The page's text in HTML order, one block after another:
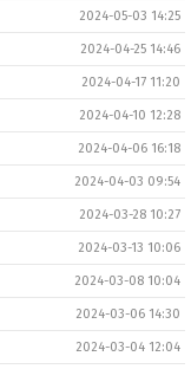
2024-05-03 14:25
2024-04-25 14:46
2024-04-17 11:20
2024-04-10 12:28
2024-04-06 16:18
2024-04-03 09:54
2024-03-28 10:27
2024-03-13 10:06
2024-03-08 10:04
2024-03-06 14:30
2024-03-04 12:04